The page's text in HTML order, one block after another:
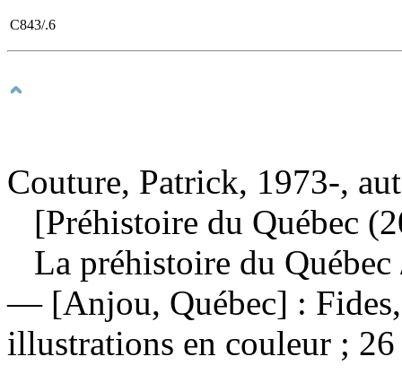
C843/.6
Couture, Patrick, 1973-,
[Préhistoire du Québec
La préhistoire du Québec
— [Anjou, Québec] :
illustrations en couleur ;